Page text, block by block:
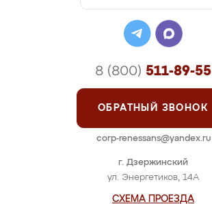
г. Дзержинский
ул. Энергетиков, 14А
СХЕМА ПРОЕЗДА
8 (800) 511-89-55
ОБРАТНЫЙ ЗВОНОК
corp-renessans@yandex.ru